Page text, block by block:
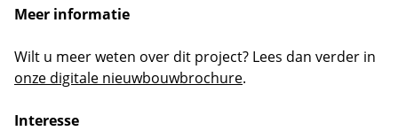
Meer informatie
Wilt u meer weten over dit project? Lees dan verder in
onze digitale nieuwbouwbrochure.
Interesse